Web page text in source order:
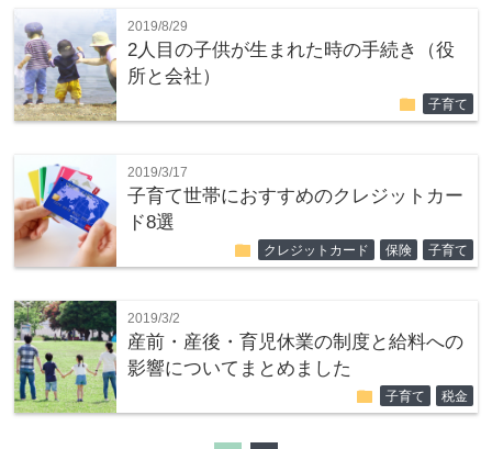
2019/8/29
2人目の子供が生まれた時の手続き（役
所と会社）
folder 子育て
2019/3/17
子育て世帯におすすめのクレジットカー
ド8選
folder クレジットカード 保険 子育て
2019/3/2
産前・産後・育児休業の制度と給料への
影響についてまとめました
folder 子育て 税金